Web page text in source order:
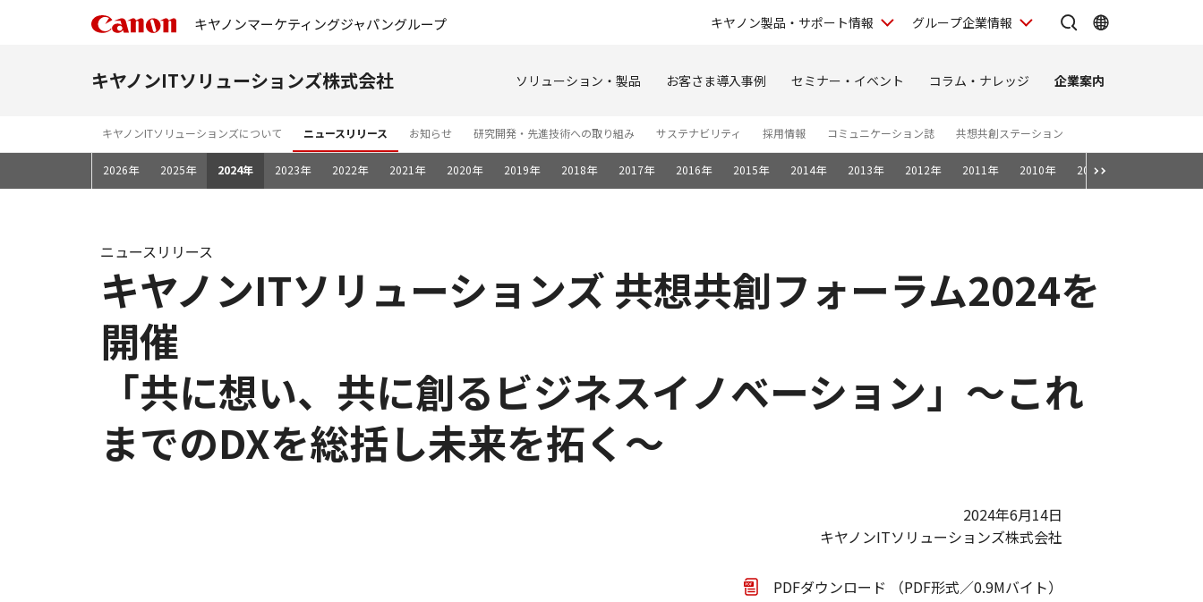
キヤノンマーケティングジャパングループ キヤノン製品・サポート情報 グループ企業情報
キヤノンITソリューションズ株式会社 ソリューション・製品 お客さま導入事例 セミナー・イベント コラム・ナレッジ 企業案内
キヤノンITソリューションズについて ニュースリリース お知らせ 研究開発・先進技術への取り組み サステナビリティ 採用情報 コミュニケーション誌 共想共創ステーション
2026年 2025年 2024年 2023年 2022年 2021年 2020年 2019年 2018年 2017年 2016年 2015年 2014年 2013年 2012年 2011年 2010年 2009年
キヤノンITソリューションズ 共想共創フォーラム2024を
開催
「共に想い、共に創るビジネスイノベーション」～これ
までのDXを総括し未来を拓く～
ニュースリリース
2024年6月14日
キヤノンITソリューションズ株式会社
PDFダウンロード （PDF形式／0.9Mバイト）